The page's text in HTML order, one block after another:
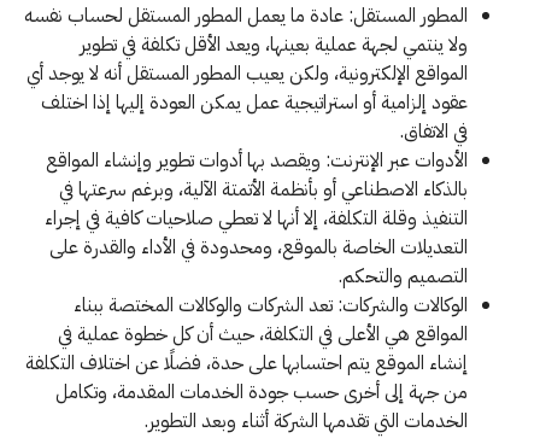
المطور المستقل: عادة ما يعمل المطور المستقل لحساب نفسه
ولا ينتمي لجهة عملية بعينها، ويعد الأقل تكلفة في تطوير
المواقع الإلكترونية، ولكن يعيب المطور المستقل أنه لا يوجد أي
عقود إلزامية أو استراتيجية عمل يمكن العودة إليها إذا اختلف
في الاتفاق.
الأدوات عبر الإنترنت: ويقصد بها أدوات تطوير وإنشاء المواقع
بالذكاء الاصطناعي أو بأنظمة الأتمتة الآلية، وبرغم سرعتها في
التنفيذ وقلة التكلفة، إلا أنها لا تعطي صلاحيات كافية في إجراء
التعديلات الخاصة بالموقع، ومحدودة في الأداء والقدرة على
التصميم والتحكم.
الوكالات والشركات: تعد الشركات والوكالات المختصة ببناء
المواقع هي الأعلى في التكلفة، حيث أن كل خطوة عملية في
إنشاء الموقع يتم احتسابها على حدة، فضلًا عن اختلاف التكلفة
من جهة إلى أخرى حسب جودة الخدمات المقدمة، وتكامل
الخدمات التي تقدمها الشركة أثناء وبعد التطوير.